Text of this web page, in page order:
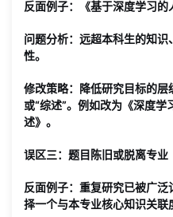
反面例子：《基于深度学习的
问题分析：远超本科生的知
性。
修改策略：降低研究目标的层
或“综述”。例如改为《深度
述》。
误区三：题目陈旧或脱离专业
反面例子：重复研究已被广
择一个与本专业核心知识关联